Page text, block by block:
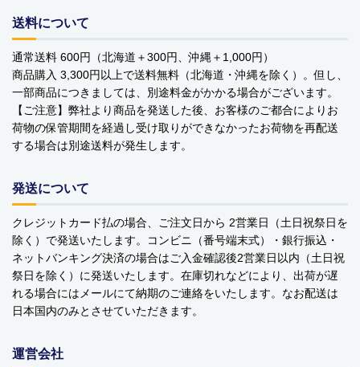
ガーデニング
おもちゃ・ホビー
ベビーおもちゃ・子供用品
賞味期限間近・訳あり大特価
商品一覧
ブランドから探す
MESH ジュエリー
Bellini バッグ(イタリア)
送料について
通常送料 600円（北海道＋300円、沖縄＋1,000円）
商品購入 3,300円以上で送料無料（北海道・沖縄を除く）。但し、
一部商品につきましては、別途料金がかかる場合がございます。
【ご注意】弊社より商品を発送した後、お客様のご都合によりお
荷物の保管期間を経過し受け取りができなかったお荷物を再配送
する場合は別途送料が発生します。
発送について
クレジットカード払の場合、ご注文日から 2営業日（土日祝祭日を
除く）で発送いたします。コンビニ（番号端末式）・銀行振込・
ネットバンキング決済の場合はご入金確認後2営業日以内（土日祝
祭日を除く）に発送いたします。在庫切れなどにより、出荷が遅
れる場合にはメールにて納期のご連絡をいたします。なお配送は
日本国内のみとさせていただきます。
運営会社